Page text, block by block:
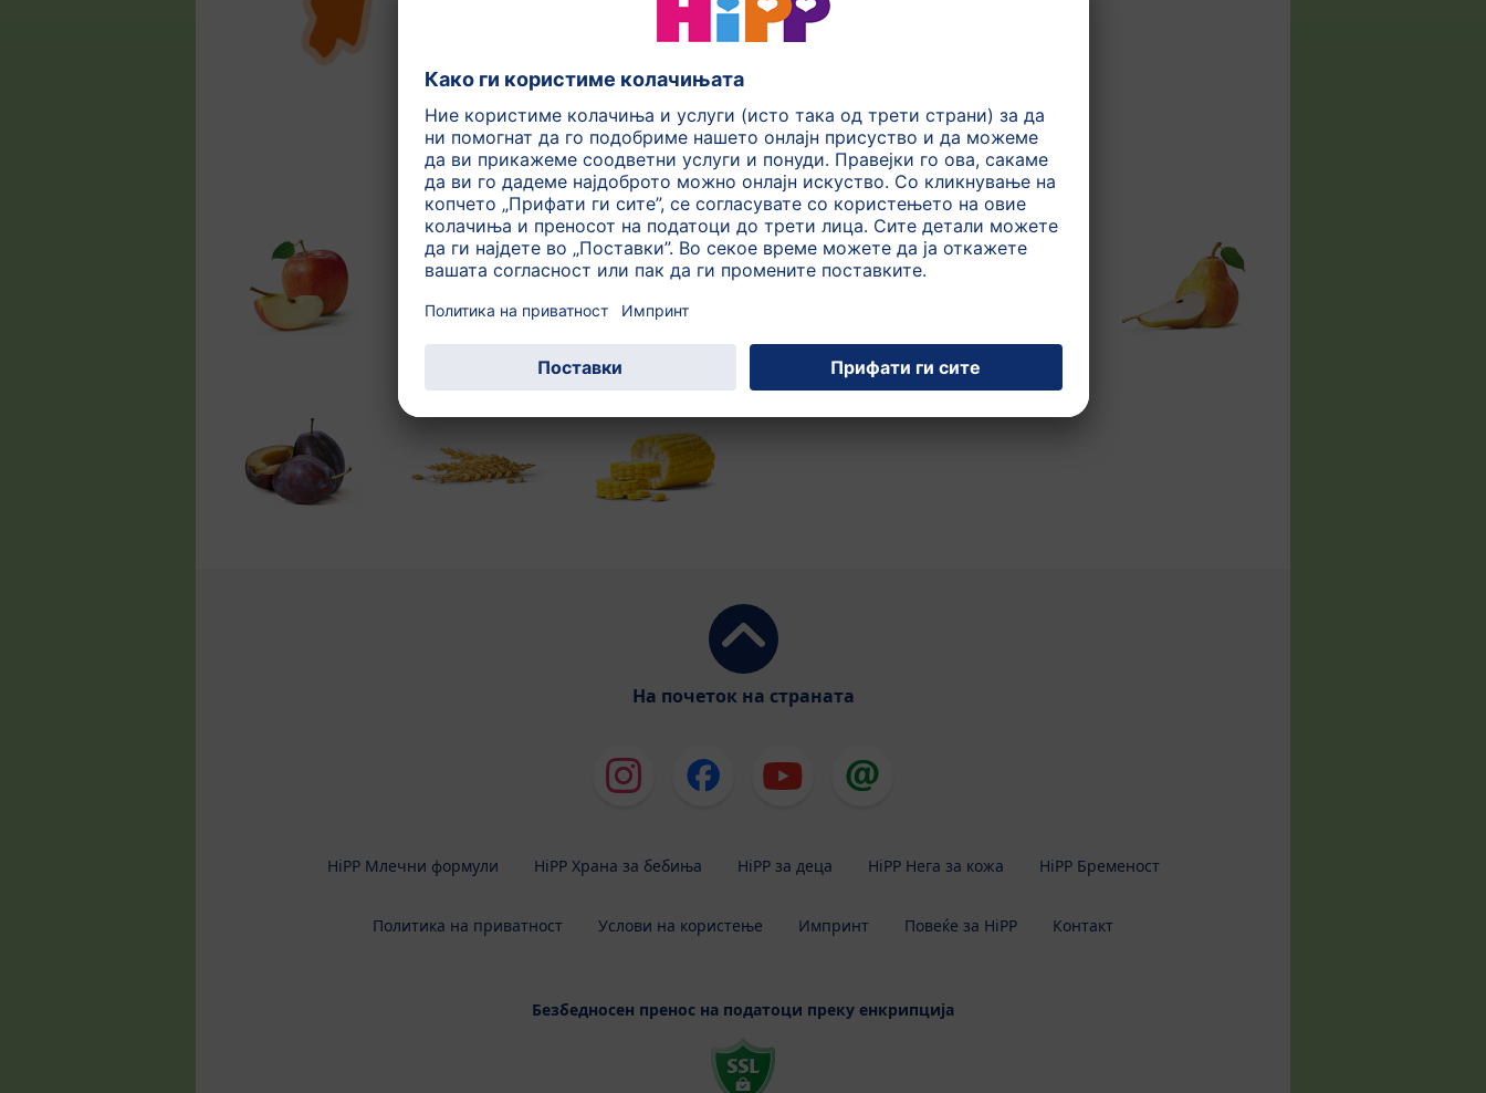
На почеток на страната
HiPP Млечни формули HiPP Храна за бебиња HiPP за деца HiPP Нега за кожа HiPP Бременост
Политика на приватност Услови на користење Импринт Повеќе за HiPP Контакт
Безбедносен пренос на податоци преку енкрипција